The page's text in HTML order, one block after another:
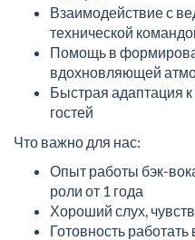
Взаимодействие с
технической
Помощь в
вдохновляющей
Быстрая адаптация
гостей
Что важно для нас:
Опыт работы бэк-
роли от 1 года
Хороший слух,
Готовность